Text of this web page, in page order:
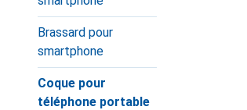
Brassard pour
smartphone
Coque pour
téléphone portable